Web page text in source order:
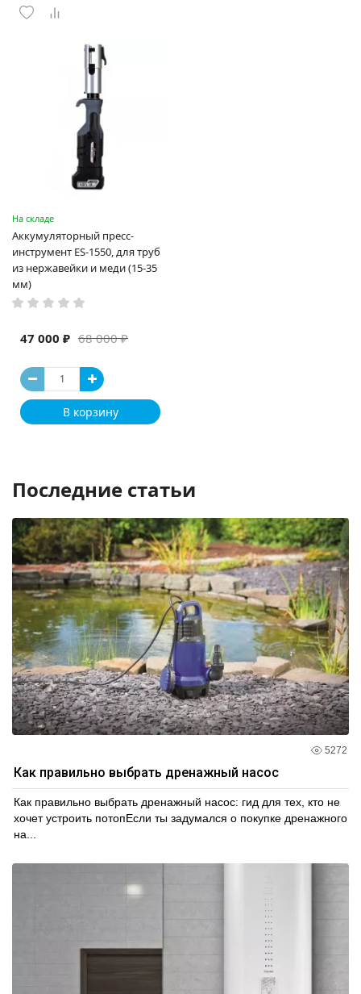
На складе
Аккумуляторный пресс-
инструмент ES-1550, для труб
из нержавейки и меди (15-35
мм)
68 000 ₽
47 000 ₽
В корзину
Последние статьи
5272
Как правильно выбрать дренажный насос
Как правильно выбрать дренажный насос: гид для тех, кто не
хочет устроить потопЕсли ты задумался о покупке дренажного
на...